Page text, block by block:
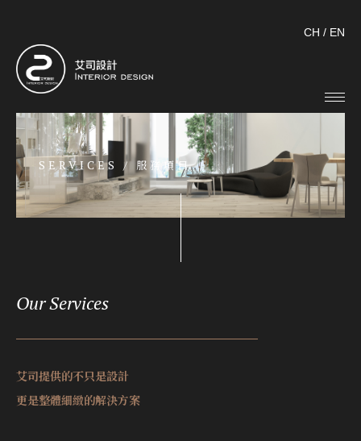
CH / EN
SERVICES / 服務項目
Our Services
艾司提供的不只是設計
更是整體細緻的解決方案